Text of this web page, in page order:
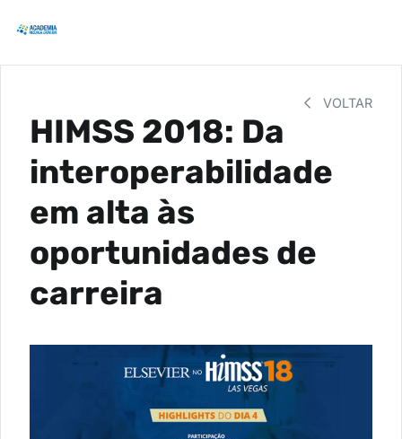
VOLTAR
HIMSS 2018: Da
interoperabilidade
em alta às
oportunidades de
carreira